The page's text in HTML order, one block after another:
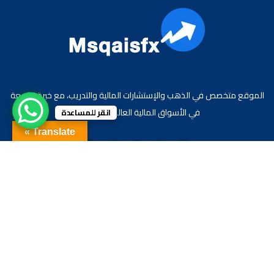
الموقع متخصص في الذهب والإستشارات المالية والتدريب، مع خبرة واسعة
في الأسواق المالية العالمية والعربية.
Translate »
انقر للمساعدة